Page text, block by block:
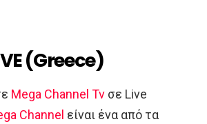
(Greece)
Mega Channel Tv σε Live
Channel είναι ένα από τα